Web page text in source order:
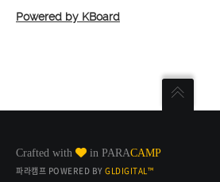
Powered by KBoard
Crafted with in PARACAMP
파라캠프 POWERED BY GLDIGITAL™